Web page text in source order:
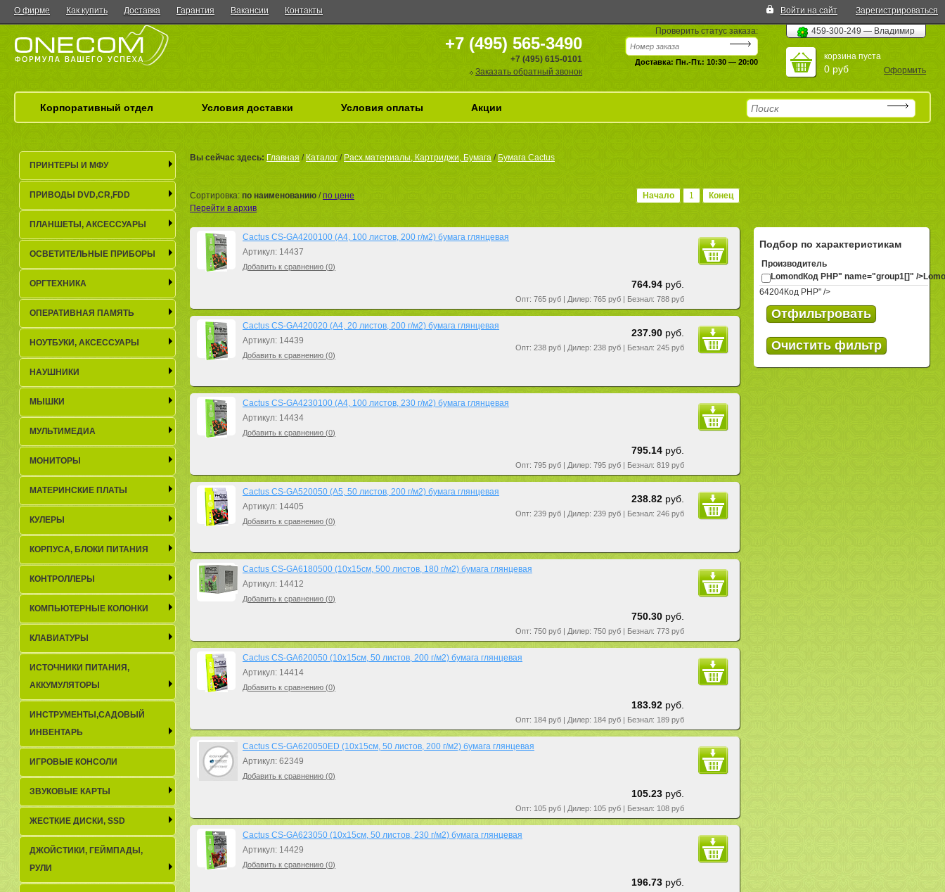
О фирме Как купить Доставка Гарантия Вакансии Контакты Войти на сайт Зарегистрироваться
+7 (495) 565-3490
+7 (495) 615-0101
Заказать обратный звонок
Проверить статус заказа:
Доставка: Пн.-Пт.: 10:30 — 20:00
459-300-249 — Владимир
корзина пуста
0 руб Оформить
Корпоративный отдел Условия доставки Условия оплаты Акции
Вы сейчас здесь: Главная / Каталог / Расх.материалы, Картриджи, Бумага / Бумага Cactus
Начало 1 Конец
Сортировка: по наименованию /по цене
Перейти в архив
Cactus CS-GA4200100 (A4, 100 листов, 200 г/м2) бумага глянцевая
Артикул: 14437
Добавить к сравнению (0)
764.94 руб.
Опт: 765 руб | Дилер: 765 руб | Безнал: 788 руб
Cactus CS-GA420020 (A4, 20 листов, 200 г/м2) бумага глянцевая
Артикул: 14439
Добавить к сравнению (0)
237.90 руб.
Опт: 238 руб | Дилер: 238 руб | Безнал: 245 руб
Cactus CS-GA4230100 (A4, 100 листов, 230 г/м2) бумага глянцевая
Артикул: 14434
Добавить к сравнению (0)
795.14 руб.
Опт: 795 руб | Дилер: 795 руб | Безнал: 819 руб
Cactus CS-GA520050 (A5, 50 листов, 200 г/м2) бумага глянцевая
Артикул: 14405
Добавить к сравнению (0)
238.82 руб.
Опт: 239 руб | Дилер: 239 руб | Безнал: 246 руб
Cactus CS-GA6180500 (10x15см, 500 листов, 180 г/м2) бумага глянцевая
Артикул: 14412
Добавить к сравнению (0)
750.30 руб.
Опт: 750 руб | Дилер: 750 руб | Безнал: 773 руб
Cactus CS-GA620050 (10x15см, 50 листов, 200 г/м2) бумага глянцевая
Артикул: 14414
Добавить к сравнению (0)
183.92 руб.
Опт: 184 руб | Дилер: 184 руб | Безнал: 189 руб
Cactus CS-GA620050ED (10x15см, 50 листов, 200 г/м2) бумага глянцевая
Артикул: 62349
Добавить к сравнению (0)
105.23 руб.
Опт: 105 руб | Дилер: 105 руб | Безнал: 108 руб
Cactus CS-GA623050 (10x15см, 50 листов, 230 г/м2) бумага глянцевая
Артикул: 14429
Добавить к сравнению (0)
196.73 руб.
Подбор по характеристикам
Производитель
Lomond Код PHP" name="group1[]" /
64204Код PHP" />
ПРИНТЕРЫ И МФУ
ПРИВОДЫ DVD,CR,FDD
ПЛАНШЕТЫ, АКСЕСCУАРЫ
ОСВЕТИТЕЛЬНЫЕ ПРИБОРЫ
ОРГТЕХНИКА
ОПЕРАТИВНАЯ ПАМЯТЬ
НОУТБУКИ, АКСЕСCУАРЫ
НАУШНИКИ
МЫШКИ
МУЛЬТИМЕДИА
МОНИТОРЫ
МАТЕРИНСКИЕ ПЛАТЫ
КУЛЕРЫ
КОРПУСА, БЛОКИ ПИТАНИЯ
КОНТРОЛЛЕРЫ
КОМПЬЮТЕРНЫЕ КОЛОНКИ
КЛАВИАТУРЫ
ИСТОЧНИКИ ПИТАНИЯ,
АККУМУЛЯТОРЫ
ИНСТРУМЕНТЫ,САДОВЫЙ
ИНВЕНТАРЬ
ИГРОВЫЕ КОНСОЛИ
ЗВУКОВЫЕ КАРТЫ
ЖЕСТКИЕ ДИСКИ, SSD
ДЖОЙСТИКИ, ГЕЙМПАДЫ,
РУЛИ